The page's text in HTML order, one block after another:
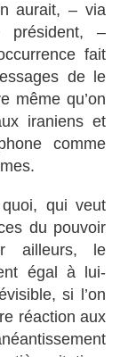
aurait, – via
président, –
fait
de le
même qu’on
iraniens et
comme
qui veut
du pouvoir
ailleurs, le
égal à lui-
si l’on
réaction aux